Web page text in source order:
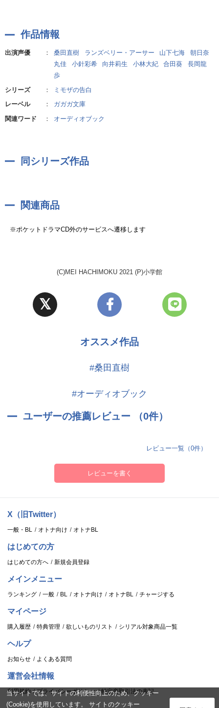
作品情報
出演声優 ： 桑田直樹 ランズベリー・アーサー 山下七海
朝日奈
丸佳
小針彩希 向井莉生 小林大紀 合田葵
長岡龍
歩
シリーズ
：
ミモザの告白
レーベル
：
ガガガ文庫
関連ワード
： オーディオブック
同シリーズ作品
関連商品
※ポケットドラマCD外のサービスへ遷移します
(C)MEI HACHIMOKU 2021 (P)小学館
オススメ作品
#桑田直樹
#オーディオブック
ユーザーの推薦レビュー （0件）
レビュー一覧（0件）
レビューを書く
X（旧Twitter）
一般・BL オトナ向け オトナBL
はじめての方
はじめての方へ 新規会員登録
メインメニュー
ランキング 一般 BL オトナ向け オトナBL チャージする
マイページ
購入履歴 特典管理 欲しいものリスト シリアル対象商品一覧
ヘルプ
お知らせ よくある質問
運営会社情報
利用規約 プライバシーポリシー 特定商取引法の表記
当サイトでは、サイトの利便性向上のため、クッキー
(Cookie)を使用しています。 サイトのクッキー